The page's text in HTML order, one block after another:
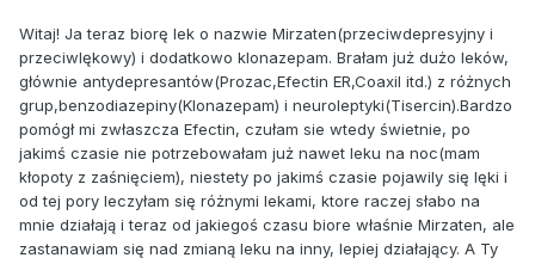
Witaj! Ja teraz biorę lek o nazwie Mirzaten(przeciwdepresyjny i
przeciwlękowy) i dodatkowo klonazepam. Brałam już dużo leków,
głównie antydepresantów(Prozac,Efectin ER,Coaxil itd.) z różnych
grup,benzodiazepiny(Klonazepam) i neuroleptyki(Tisercin).Bardzo
pomógł mi zwłaszcza Efectin, czułam sie wtedy świetnie, po
jakimś czasie nie potrzebowałam już nawet leku na noc(mam
kłopoty z zaśnięciem), niestety po jakimś czasie pojawily się lęki i
od tej pory leczyłam się różnymi lekami, ktore raczej słabo na
mnie działają i teraz od jakiegoś czasu biore właśnie Mirzaten, ale
zastanawiam się nad zmianą leku na inny, lepiej działający. A Ty